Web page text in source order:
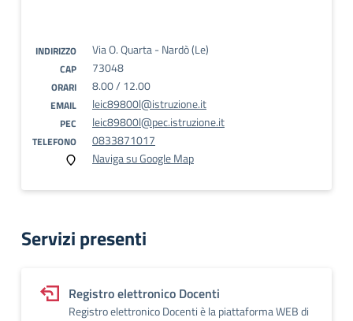
INDIRIZZO Via O. Quarta - Nardò (Le)
CAP 73048
ORARI 8.00 / 12.00
EMAIL leic89800l@istruzione.it
PEC leic89800l@pec.istruzione.it
TELEFONO
0833871017
Naviga su Google Map
Servizi presenti
Registro elettronico Docenti
Registro elettronico Docenti è la piattaforma WEB di